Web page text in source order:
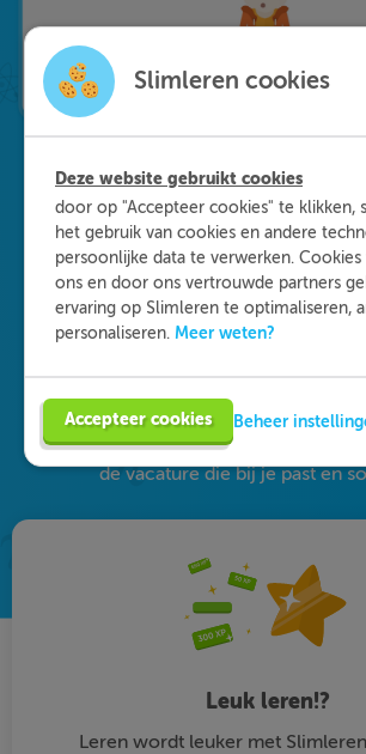
Waarom kiezen
Slimleren?
Onderdeel worden van ons
GZ-psychologen. Eén ding staat
vult je functie anders in dan je
de vacature die bij je past en
Leuk leren!?
Leren wordt leuker met
Slimleren cookies
Deze website gebruikt cookies
door op "Accepteer cookies" te klikken,
het gebruik van cookies en andere
persoonlijke data te verwerken.
ons en door ons vertrouwde partners
ervaring op Slimleren te optimaliseren,
personaliseren. Meer weten?
Accepteer cookies Beheer